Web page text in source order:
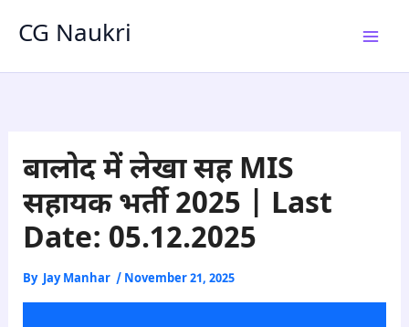
CG Naukri
बालोद में लेखा सह MIS
सहायक भर्ती 2025 | Last
Date: 05.12.2025
By Jay Manhar / November 21, 2025